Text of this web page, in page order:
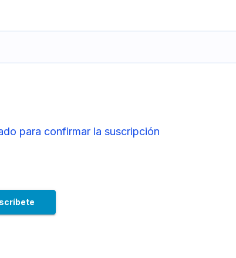
para confirmar la suscripción